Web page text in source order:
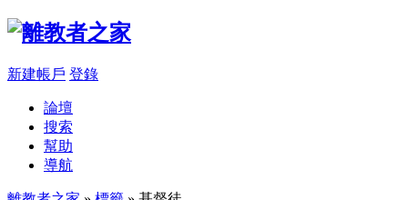
新建帳戶 登錄
論壇
搜索
幫助
導航